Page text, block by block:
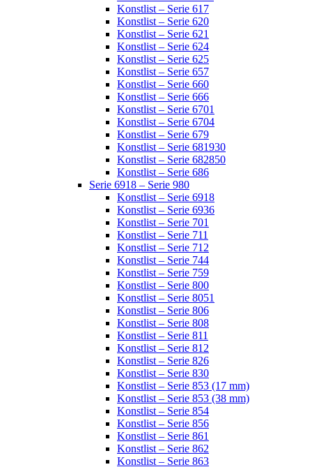
Konstlist – Serie 617
Konstlist – Serie 620
Konstlist – Serie 621
Konstlist – Serie 624
Konstlist – Serie 625
Konstlist – Serie 657
Konstlist – Serie 660
Konstlist – Serie 666
Konstlist – Serie 6701
Konstlist – Serie 6704
Konstlist – Serie 679
Konstlist – Serie 681930
Konstlist – Serie 682850
Konstlist – Serie 686
Serie 6918 – Serie 980
Konstlist – Serie 6918
Konstlist – Serie 6936
Konstlist – Serie 701
Konstlist – Serie 711
Konstlist – Serie 712
Konstlist – Serie 744
Konstlist – Serie 759
Konstlist – Serie 800
Konstlist – Serie 8051
Konstlist – Serie 806
Konstlist – Serie 808
Konstlist – Serie 811
Konstlist – Serie 812
Konstlist – Serie 826
Konstlist – Serie 830
Konstlist – Serie 853 (17 mm)
Konstlist – Serie 853 (38 mm)
Konstlist – Serie 854
Konstlist – Serie 856
Konstlist – Serie 861
Konstlist – Serie 862
Konstlist – Serie 863